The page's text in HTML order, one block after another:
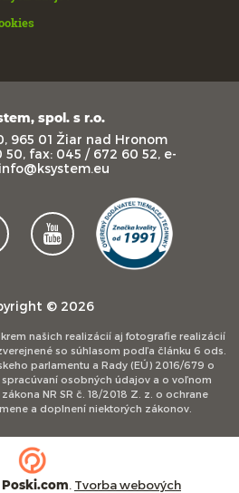
spol. s r.o.
965 01 Žiar nad Hronom
fax: 045 / 672 60 52, e-
© 2026
našich realizácií aj fotografie realizácií
so súhlasom podľa článku 6 ods.
parlamentu a Rady (EÚ) 2016/679 o
osobných údajov a o voľnom
NR SR č. 18/2018 Z. z. o ochrane
a doplnení niektorých zákonov.
Poski.com. Tvorba webových